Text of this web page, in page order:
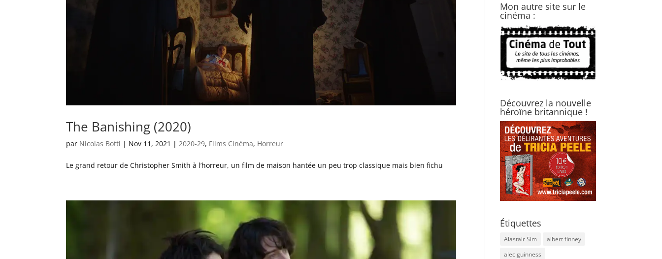
The Banishing (2020)
par Nicolas Botti | Nov 11, 2021 |2020-29, Films Cinéma, Horreur
Le grand retour de Christopher Smith à l’horreur, un film de maison hantée un peu trop classique mais bien fichu
Mon autre site sur le
cinéma :
Découvrez la nouvelle
héroïne britannique !
Étiquettes
Alastair Sim
albert finney
alec guinness